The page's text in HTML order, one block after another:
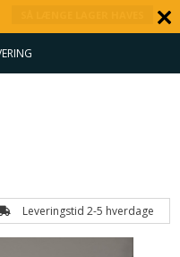
Leveringstid 2-5 hverdage